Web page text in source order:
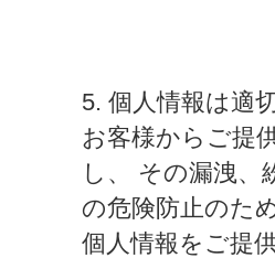
5. 個人情報は適
お客様からご提
し、 その漏洩、
の危険防止のた
個人情報をご提